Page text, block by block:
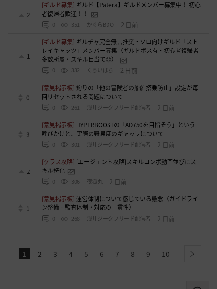
2
[ギルド募集] ギルド【Patera】ギルドメンバー募集中！ 初心
者復帰者歓迎！！
0 351 かぐらBDO 2 日前
1
[ギルド募集] ギルチャ完全無言推奨・ソロ向けギルド「スト
レイキャッツ」メンバー募集（ギルドボス有・初心者復帰者
多数所属・スキル目当て◎）
0 332 くろいばら 2 日前
0
[意見掲示板]釣りの「他の冒険者の船舶搭乗防止」設定が毎
回リセットされる問題について
0 261 浅井ジークフリード配信者 2 日前
3
[意見掲示板] HYPERBOOSTの「AD750を目指そう」という
呼びかけと、実際の難易度のギャップについて
0 301 浅井ジークフリード配信者 2 日前
2
[クラス攻略] [エージェント攻略]スキルコンボ動画並びにス
キル特化
0 306 夜狐丸 2 日前
1
[意見掲示板]運営体制について感じている懸念（ガイドライ
ン整備・監査体制・対応の一貫性）
0 268 浅井ジークフリード配信者 2 日前
1 2 3 4 5 6 7 8 9 10 next